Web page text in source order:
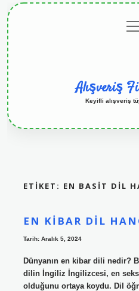
aç
Alışveriş
Keyifli alışveriş
ETIKET: EN BASIT DIL
EN KIBAR DIL
Tarih: Aralık 5, 2024
Dünyanın en kibar dili nedir?
dilin İngiliz İngilizcesi, en
olduğunu ortaya koydu. Dil